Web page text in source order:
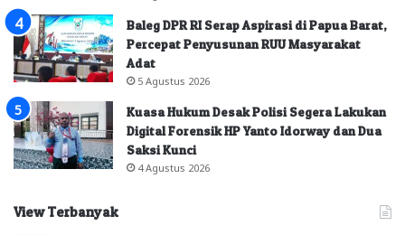
Baleg DPR RI Serap Aspirasi di Papua Barat,
Percepat Penyusunan RUU Masyarakat
Adat
5 Agustus 2026
Kuasa Hukum Desak Polisi Segera Lakukan
Digital Forensik HP Yanto Idorway dan Dua
Saksi Kunci
4 Agustus 2026
View Terbanyak